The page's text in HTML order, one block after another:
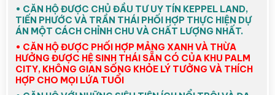
• CĂN HỘ ĐƯỢC CHỦ ĐẦU TƯ UY TÍN KEPPEL LAND,
TIẾN PHƯỚC VÀ TRẦN THÁI PHỐI HỢP THỰC HIỆN DỰ
ÁN MỘT CÁCH CHỈNH CHU VÀ CHẤT LƯỢNG NHẤT.
• CĂN HỘ ĐƯỢC PHỐI HỢP MẢNG XANH VÀ THỪA
HƯỞNG ĐƯỢC HỆ SINH THÁI SẴN CÓ CỦA KHU PALM
CITY, KHÔNG GIAN SỐNG KHỎE LÝ TƯỞNG VÀ THÍCH
HỢP CHO MỌI LỨA TUỔI